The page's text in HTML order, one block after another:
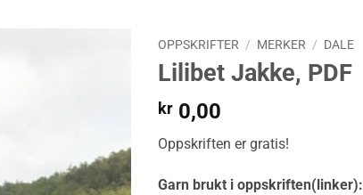
OPPSKRIFTER / MERKER / DALE
Lilibet Jakke, PDF
kr 0,00
Oppskriften er gratis!
Garn brukt i oppskriften(linker):